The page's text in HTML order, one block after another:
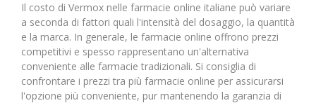
Il costo di Vermox nelle farmacie online italiane può variare
a seconda di fattori quali l'intensità del dosaggio, la quantità
e la marca. In generale, le farmacie online offrono prezzi
competitivi e spesso rappresentano un'alternativa
conveniente alle farmacie tradizionali. Si consiglia di
confrontare i prezzi tra più farmacie online per assicurarsi
l'opzione più conveniente, pur mantenendo la garanzia di